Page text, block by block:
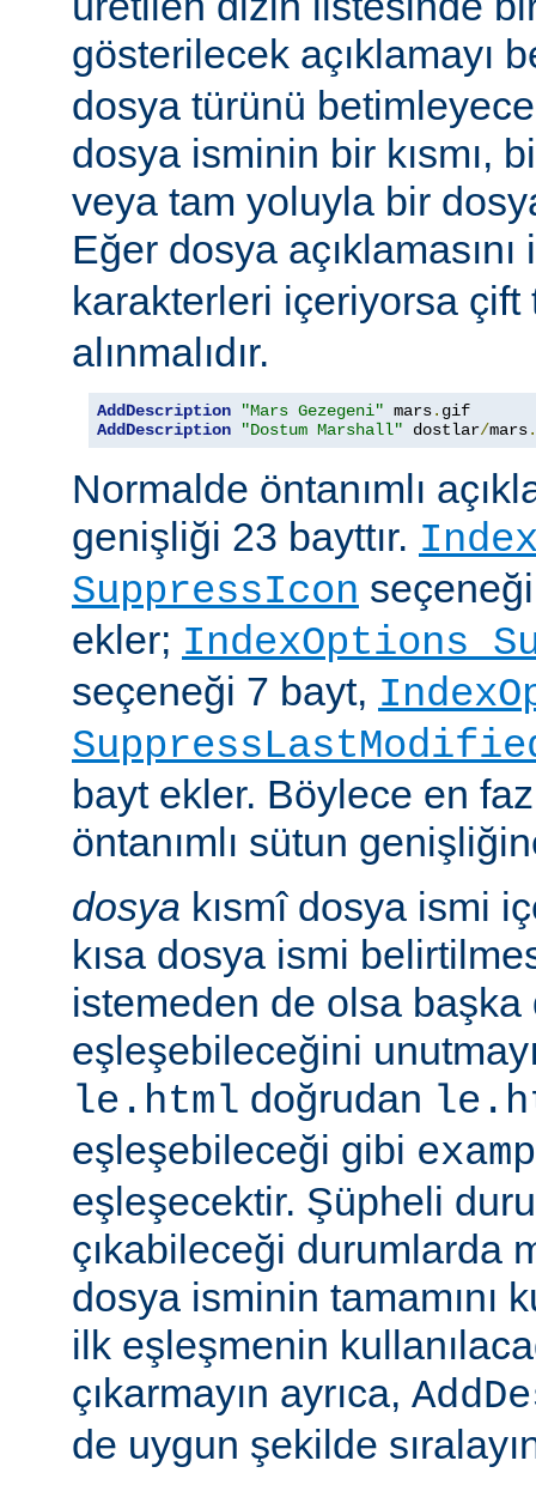
gösterilecek açıklamayı
dosya türünü
dosya isminin bir kısmı,
veya tam yoluyla bir
Eğer dosya
karakterleri içeriyorsa çift
alınmalıdır.
AddDescription "Mars Gezegeni" mars. gif
AddDescription
"Dostum Marshall" dostlar/mars.
Normalde öntanımlı
genişliği 23 bayttır.
SuppressIcon
ekler; IndexOptions
seçeneği 7 bayt,
bayt ekler. Böylece en
öntanımlı sütun
dosya kısmî dosya ismi
kısa dosya ismi
istemeden de olsa başka
eşleşebileceğini
le.html doğrudan
eşleşebileceği gibi
eşleşecektir. Şüpheli
çıkabileceği durumlarda
dosya isminin tamamını
ilk eşleşmenin
çıkarmayın ayrıca,
de uygun şekilde